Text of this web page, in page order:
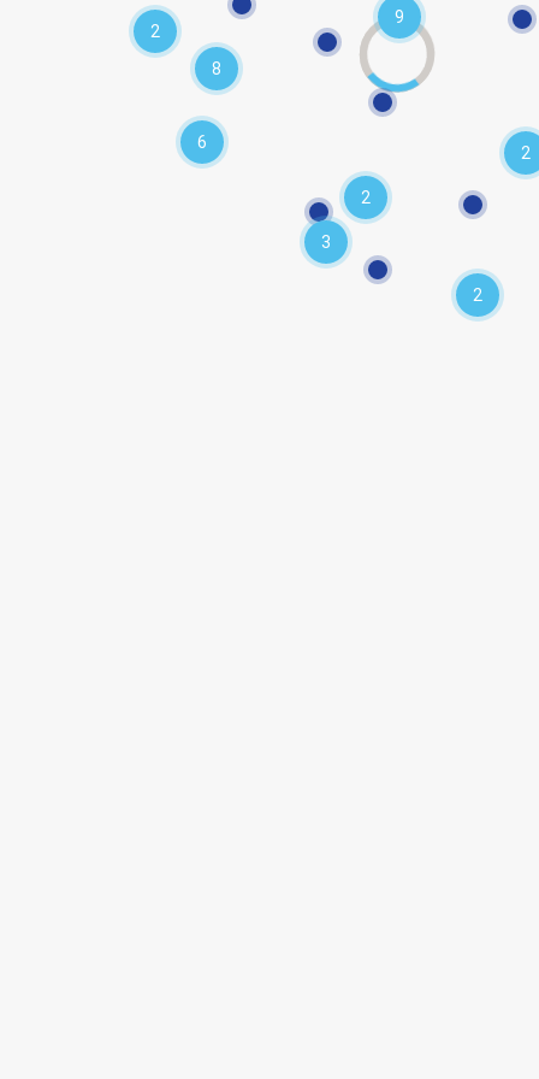
9
6
3
8
2
2
2
2